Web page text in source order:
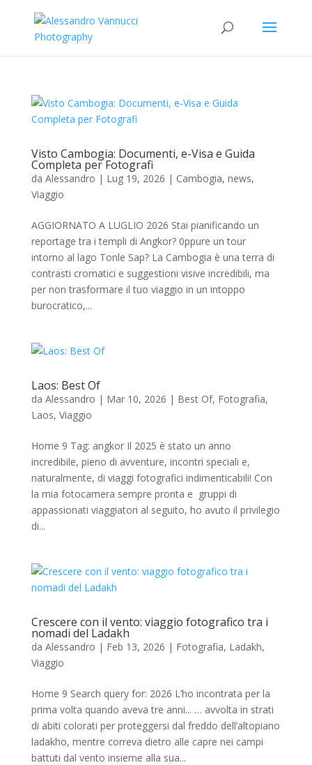
Visto Cambogia: Documenti, e-Visa e Guida
Completa per Fotografi
da Alessandro | Lug 19, 2026 | Cambogia, news,
Viaggio
AGGIORNATO A LUGLIO 2026 Stai pianificando un
reportage tra i templi di Angkor? 0ppure un tour
intorno al lago Tonle Sap? La Cambogia è una terra di
contrasti cromatici e suggestioni visive incredibili, ma
per non trasformare il tuo viaggio in un intoppo
burocratico,...
Laos: Best Of
da Alessandro | Mar 10, 2026 | Best Of, Fotografia,
Laos, Viaggio
Home 9 Tag: angkor Il 2025 è stato un anno
incredibile, pieno di avventure, incontri speciali e,
naturalmente, di viaggi fotografici indimenticabili! Con
la mia fotocamera sempre pronta e gruppi di
appassionati viaggiatori al seguito, ho avuto il privilegio
di...
Crescere con il vento: viaggio fotografico tra i
nomadi del Ladakh
da Alessandro | Feb 13, 2026 | Fotografia, Ladakh,
Viaggio
Home 9 Search query for: 2026 L’ho incontrata per la
prima volta quando aveva tre anni... … avvolta in strati
di abiti colorati per proteggersi dal freddo dell’altopiano
ladakho, mentre correva dietro alle capre nei campi
battuti dal vento insieme alla sua...